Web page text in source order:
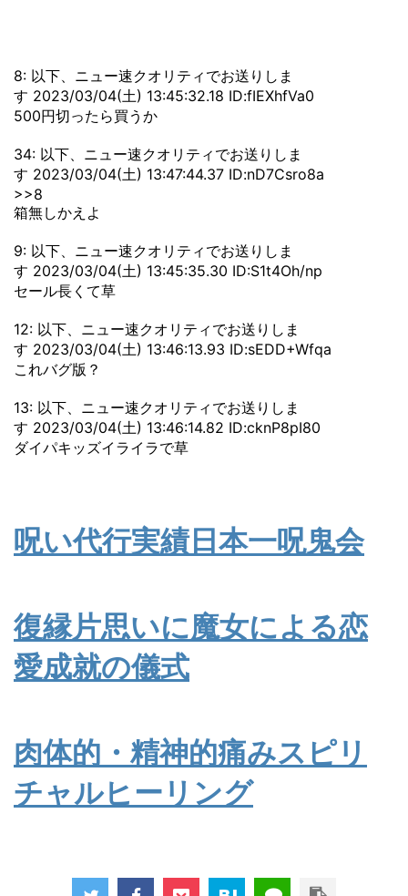
8: 以下、ニュー速クオリティでお送りしま
す 2023/03/04(土) 13:45:32.18 ID:fIEXhfVa0
500円切ったら買うか
34: 以下、ニュー速クオリティでお送りしま
す 2023/03/04(土) 13:47:44.37 ID:nD7Csro8a
>>8
箱無しかえよ
9: 以下、ニュー速クオリティでお送りしま
す 2023/03/04(土) 13:45:35.30 ID:S1t4Oh/np
セール長くて草
12: 以下、ニュー速クオリティでお送りしま
す 2023/03/04(土) 13:46:13.93 ID:sEDD+Wfqa
これバグ版？
13: 以下、ニュー速クオリティでお送りしま
す 2023/03/04(土) 13:46:14.82 ID:cknP8pI80
ダイパキッズイライラで草
呪い代行実績日本一呪鬼会
復縁片思いに魔女による恋
愛成就の儀式
肉体的・精神的痛みスピリ
チャルヒーリング